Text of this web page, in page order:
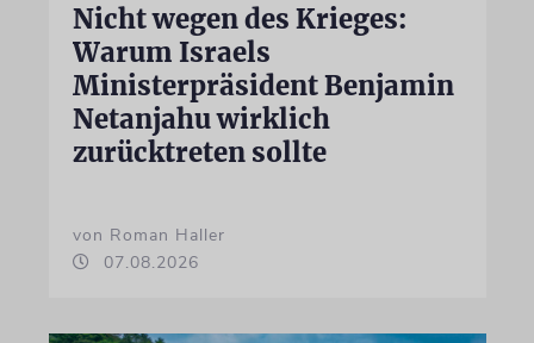
Nicht wegen des Krieges:
Warum Israels
Ministerpräsident Benjamin
Netanjahu wirklich
zurücktreten sollte
von Roman Haller
07.08.2026